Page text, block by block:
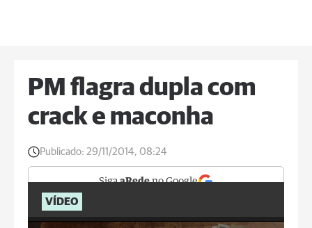
PM flagra dupla com
crack e maconha
Publicado: 29/11/2014, 08:24
SigaaRedeno Google
VÍDEO